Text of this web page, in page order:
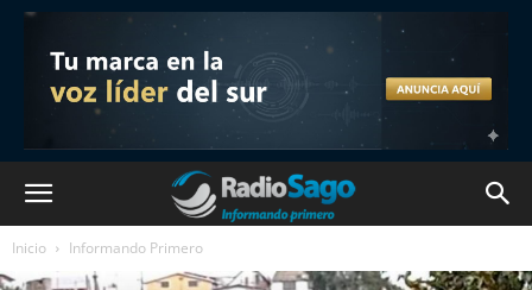
Inicio Informando Primero